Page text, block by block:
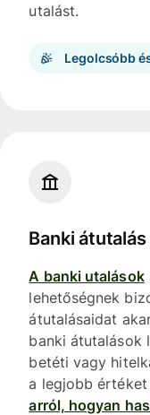
utalást.
Legolcsóbb
Banki átutalás
A banki utalások
lehetőségnek
átutalásaidat
banki átutalások
betéti vagy
a legjobb
arról, hogyan